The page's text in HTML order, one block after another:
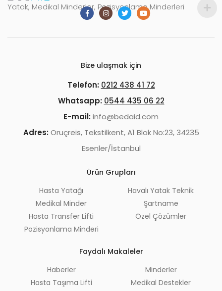
Yatak, Medikal Minderler, Pozisyonlama Minderleri
Bize ulaşmak için
Telefon: 0212 438 41 72
Whatsapp: 0544 435 06 22
E-mail: info@bedaid.com
Adres: Oruçreis, Tekstilkent, A1 Blok No:23, 34235
Esenler/İstanbul
Ürün Grupları
Hasta Yatağı
Medikal Minder
Hasta Transfer Lifti
Pozisyonlama Minderi
Havalı Yatak Teknik
Şartname
Özel Çözümler
Faydalı Makaleler
Haberler
Hasta Taşıma Lifti
Minderler
Medikal Destekler